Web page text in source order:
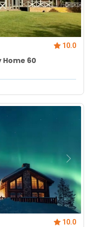
10.0
Home 60
10.0